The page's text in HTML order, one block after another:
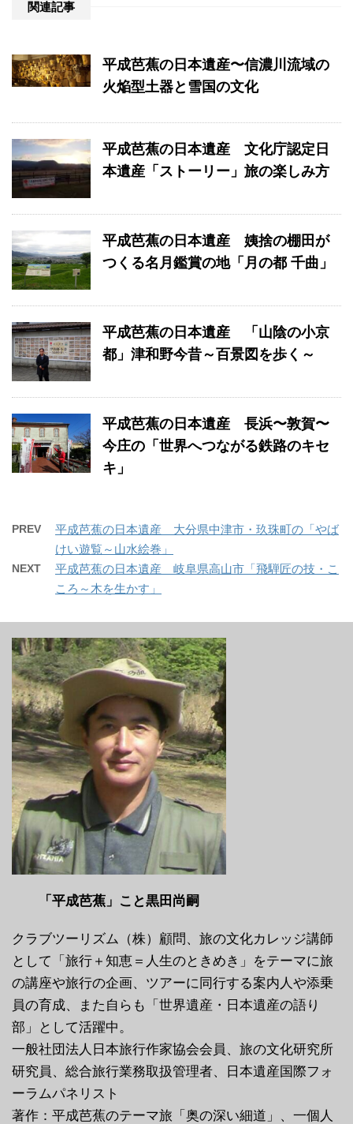
関連記事
平成芭蕉の日本遺産〜信濃川流域の
火焔型土器と雪国の文化
平成芭蕉の日本遺産 文化庁認定日
本遺産「ストーリー」旅の楽しみ方
平成芭蕉の日本遺産 姨捨の棚田が
つくる名月鑑賞の地「月の都 千曲」
平成芭蕉の日本遺産 「山陰の小京
都」津和野今昔～百景図を歩く～
平成芭蕉の日本遺産 長浜〜敦賀〜
今庄の「世界へつながる鉄路のキセ
キ」
PREV
平成芭蕉の日本遺産 大分県中津市・玖珠町の「やば
けい遊覧～山水絵巻」
NEXT
平成芭蕉の日本遺産 岐阜県高山市「飛騨匠の技・こ
ころ～木を生かす」
「平成芭蕉」こと黒田尚嗣
クラブツーリズム（株）顧問、旅の文化カレッジ講師
として「旅行＋知恵＝人生のときめき」をテーマに旅
の講座や旅行の企画、ツアーに同行する案内人や添乗
員の育成、また自らも「世界遺産・日本遺産の語り
部」として活躍中。
一般社団法人日本旅行作家協会会員、旅の文化研究所
研究員、総合旅行業務取扱管理者、日本遺産国際フォ
ーラムパネリスト
著作：平成芭蕉のテーマ旅「奥の深い細道」、一個人